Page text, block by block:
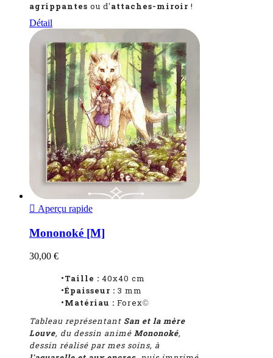
agrippantes ou d'attaches-miroir !
Détail
 Aperçu rapide
Mononoké [M]
30,00 €
•Taille : 40x40 cm
•Épaisseur : 3 mm
•Matériau : Forex©
Tableau représentant San et la mère
Louve, du dessin animé Mononoké,
dessin réalisé par mes soins, à